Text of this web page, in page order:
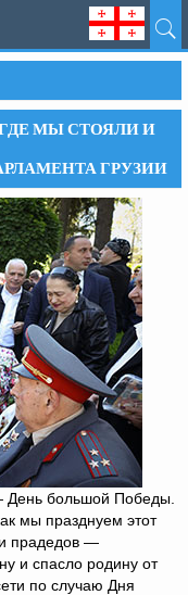
МЫ СТОЯЛИ И
ГРУЗИИ
День большой Победы.
мы празднуем этот
прадедов —
и спасло родину от
по случаю Дня